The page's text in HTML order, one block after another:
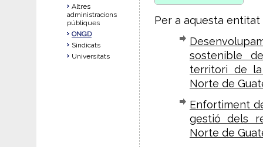
Altres
administracions
públiques
ONGD
Sindicats
Universitats
Per a aquesta
sostenible
territori de la
Norte de
Enfortiment
gestió dels
Norte de